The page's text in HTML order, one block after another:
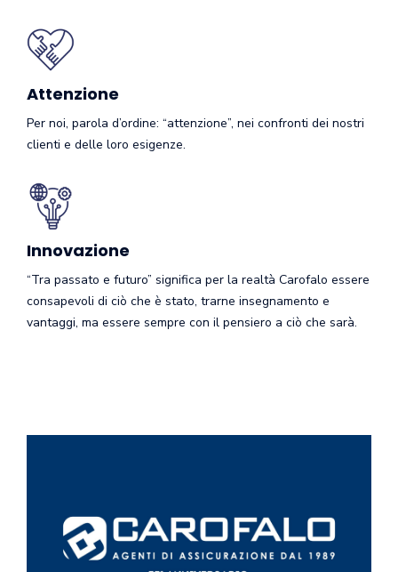
Attenzione
Per noi, parola d’ordine: “attenzione”, nei confronti dei nostri
clienti e delle loro esigenze.
Innovazione
“Tra passato e futuro” significa per la realtà Carofalo essere
consapevoli di ciò che è stato, trarne insegnamento e
vantaggi, ma essere sempre con il pensiero a ciò che sarà.